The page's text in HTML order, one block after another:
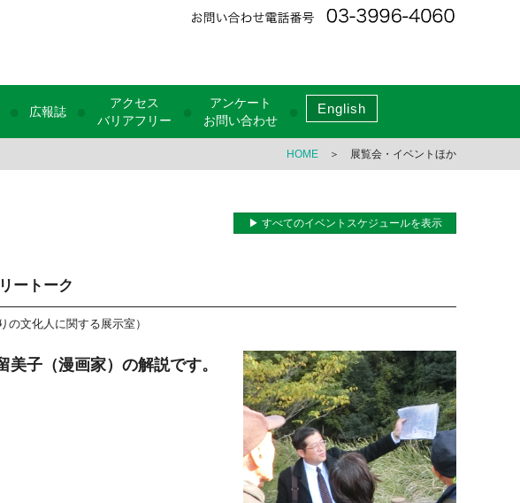
広報誌
アクセス
バリアフリー
アンケート
お問い合わせ
English
HOME ＞ 展覧会・イベントほか
▶ すべてのイベントスケジュールを表示
ートーク
の文化人に関する展示室）
子（漫画家）の解説です。